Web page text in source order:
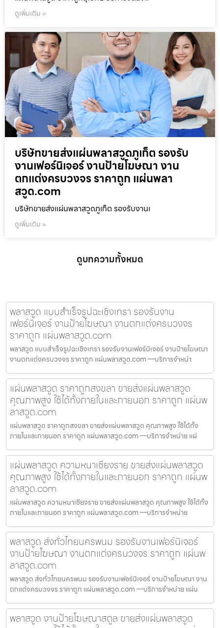
ดูเพิ่มเติม »
บริษัทขายส่งแผ่นพลาสวูดภูเก็ต รองรับ
งานเฟอร์นิเจอร์ งานป้ายโฆษณา งาน
ตกแต่งครบวงจร ราคาถูก แผ่นพลา
สวูด.com
บริษัทขายส่งแผ่นพลาสวูดภูเก็ต รองรับงานเ
ดูเพิ่มเติม »
ดูบทความทั้งหมด
พลาสวูด แบบสำเร็จรูปฉะเชิงเทรา รองรับงาน
เฟอร์นิเจอร์ งานป้ายโฆษณา งานตกแต่งครบวงจร
ราคาถูก แผ่นพลาสวูด.com
พลาสวูด แบบสำเร็จรูปฉะเชิงเทรา รองรับงานเฟอร์นิเจอร์ งานป้ายโฆษณา
งานตกแต่งครบวงจร ราคาถูก แผ่นพลาสวูด.com —บริการจำหน่า
แผ่นพลาสวูด ราคาถูกสงขลา ขายส่งแผ่นพลาสวูด
คุณภาพสูง ใช้ได้ทั้งภายในและภายนอก ราคาถูก แผ่นพ
ลาสวูด.com
แผ่นพลาสวูด ราคาถูกสงขลา ขายส่งแผ่นพลาสวูด คุณภาพสูง ใช้ได้ทั้ง
ภายในและภายนอก ราคาถูก แผ่นพลาสวูด.com —บริการจำหน่าย แผ่
แผ่นพลาสวูด ความหนาเชียงราย ขายส่งแผ่นพลาสวูด
คุณภาพสูง ใช้ได้ทั้งภายในและภายนอก ราคาถูก แผ่นพ
ลาสวูด.com
แผ่นพลาสวูด ความหนาเชียงราย ขายส่งแผ่นพลาสวูด คุณภาพสูง ใช้ได้ทั้ง
ภายในและภายนอก ราคาถูก แผ่นพลาสวูด.com —บริการจำหน่าย
พลาสวูด ส่งทั่วไทยนครพนม รองรับงานเฟอร์นิเจอร์
งานป้ายโฆษณา งานตกแต่งครบวงจร ราคาถูก แผ่นพ
ลาสวูด.com
พลาสวูด ส่งทั่วไทยนครพนม รองรับงานเฟอร์นิเจอร์ งานป้ายโฆษณา งาน
ตกแต่งครบวงจร ราคาถูก แผ่นพลาสวูด.com —บริการจำหน่าย แผ่น
พลาสวูด งานป้ายโฆษณาสตูล ขายส่งแผ่นพลาสวูด